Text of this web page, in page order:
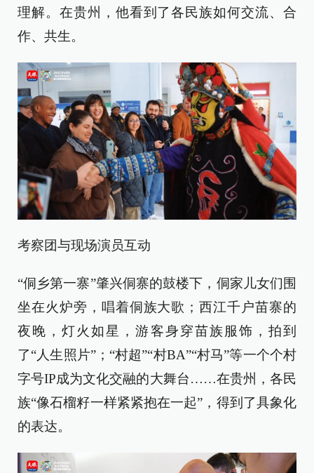
理解。在贵州，他看到了各民族如何交流、合
作、共生。
考察团与现场演员互动
“侗乡第一寨”肇兴侗寨的鼓楼下，侗家儿女们围
坐在火炉旁，唱着侗族大歌；西江千户苗寨的
夜晚，灯火如星，游客身穿苗族服饰，拍到
了“人生照片”；“村超”“村BA”“村马”等一个个村
字号IP成为文化交融的大舞台……在贵州，各民
族“像石榴籽一样紧紧抱在一起”，得到了具象化
的表达。